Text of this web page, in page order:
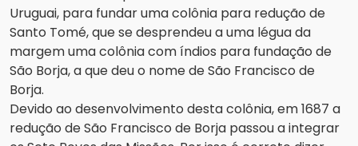
Uruguai, para fundar uma colônia para redução de
Santo Tomé, que se desprendeu a uma légua da
margem uma colônia com índios para fundação de
São Borja, a que deu o nome de São Francisco de
Borja.
Devido ao desenvolvimento desta colônia, em 1687 a
redução de São Francisco de Borja passou a integrar